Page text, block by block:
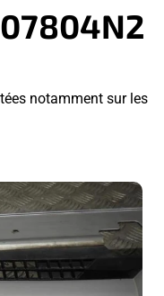
notamment sur les